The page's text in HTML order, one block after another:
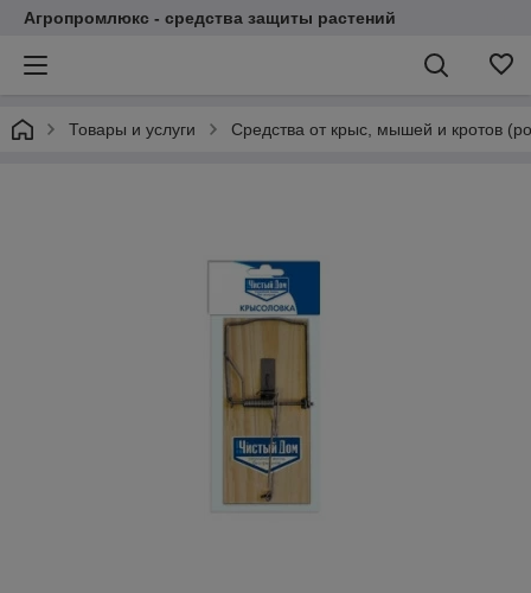
Агропромлюкс - средства защиты растений
Товары и услуги Средства от крыс, мышей и кротов